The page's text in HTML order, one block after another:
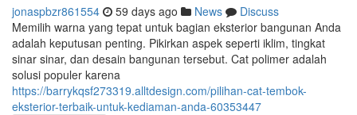
jonaspbzr861554 59 days ago News
Discuss
Memilih warna yang tepat untuk bagian eksterior bangunan Anda
adalah keputusan penting. Pikirkan aspek seperti iklim, tingkat
sinar sinar, dan desain bangunan tersebut. Cat polimer adalah
solusi populer karena
https://barrykqsf273319.alltdesign.com/pilihan-cat-tembok-
eksterior-terbaik-untuk-kediaman-anda-60353447